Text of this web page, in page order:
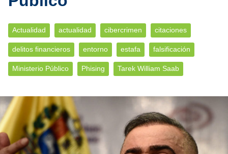
Actualidad actualidad cibercrimen citaciones
delitos financieros entorno estafa falsificación
Ministerio Público Phising Tarek William Saab